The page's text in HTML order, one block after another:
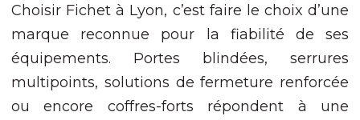
Choisir Fichet à Lyon, c’est faire le choix d’une
marque reconnue pour la fiabilité de ses
équipements. Portes blindées, serrures
multipoints, solutions de fermeture renforcée
ou encore coffres-forts répondent à une
de votre visite.
ces cookies,
certaines
fonctionnalités
disparaîtront
du site Web.